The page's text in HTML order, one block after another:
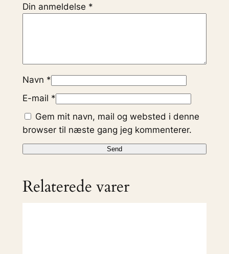
Din anmeldelse *
Navn *
E-mail *
Gem mit navn, mail og websted i denne
browser til næste gang jeg kommenterer.
Relaterede varer